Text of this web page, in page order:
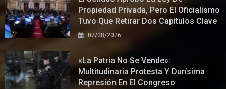
Propiedad Privada, Pero El Oficialismo
Tuvo Que Retirar Dos Capítulos Clave
07/08/2026
«La Patria No Se Vende»:
Multitudinaria Protesta Y Durísima
Represión En El Congreso